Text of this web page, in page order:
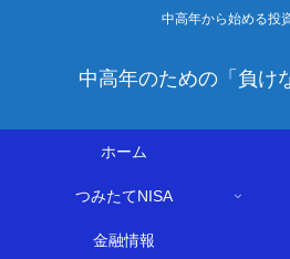
中高年から始める投
中高年のための「負け
ホーム
つみたてNISA
金融情報